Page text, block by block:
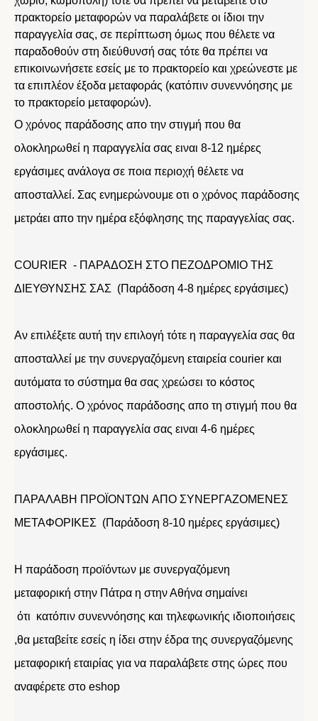
πρακτορείο μεταφορών να παραλάβετε οι ίδιοι την
παραγγελία σας, σε περίπτωση όμως που θέλετε να
παραδοθούν στη διεύθυνσή σας τότε θα πρέπει να
επικοινωνήσετε εσείς με το πρακτορείο και χρεώνεστε με
τα επιπλέον έξοδα μεταφοράς (κατόπιν συνεννόησης με
το πρακτορείο μεταφορών).
Ο χρόνος παράδοσης απο την στιγμή που θα
ολοκληρωθεί η παραγγελία σας ειναι 8-12 ημέρες
εργάσιμες ανάλογα σε ποια περιοχή θέλετε να
αποσταλλεί. Σας ενημερώνουμε οτι ο χρόνος παράδοσης
μετράει απο την ημέρα εξόφλησης της παραγγελίας σας.
COURIER - ΠΑΡΑΔΟΣΗ ΣΤΟ ΠΕΖΟΔΡΟΜΙΟ ΤΗΣ
ΔΙΕΥΘΥΝΣΗΣ ΣΑΣ (Παράδοση 4-8 ημέρες εργάσιμες)
Αν επιλέξετε αυτή την επιλογή τότε η παραγγελία σας θα
αποσταλλεί με την συνεργαζόμενη εταιρεία courier και
αυτόματα το σύστημα θα σας χρεώσει το κόστος
αποστολής. Ο χρόνος παράδοσης απο τη στιγμή που θα
ολοκληρωθεί η παραγγελία σας ειναι 4-6 ημέρες
εργάσιμες.
ΠΑΡΑΛΑΒΗ ΠΡΟΪΟΝΤΩΝ ΑΠΟ ΣΥΝΕΡΓΑΖΟΜΕΝΕΣ
ΜΕΤΑΦΟΡΙΚΕΣ (Παράδοση 8-10 ημέρες εργάσιμες)
Η παράδοση προϊόντων με συνεργαζόμενη
μεταφορική στην Πάτρα η στην Αθήνα σημαίνει
ότι κατόπιν συνεννόησης και τηλεφωνικής ιδιοποιήσεις
,θα μεταβείτε εσείς η ίδει στην έδρα της συνεργαζόμενης
μεταφορική εταιρίας για να παραλάβετε στης ώρες που
αναφέρετε στο eshop